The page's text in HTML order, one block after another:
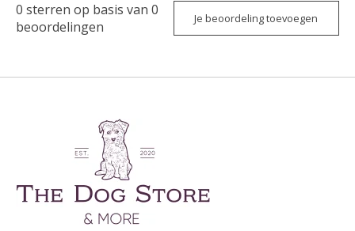
0 sterren op basis van 0
beoordelingen
Je beoordeling toevoegen